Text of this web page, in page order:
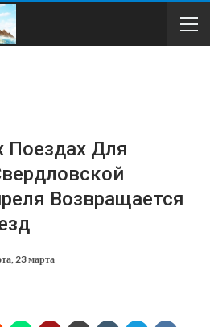
Поездах Для
Возвращается
23 марта